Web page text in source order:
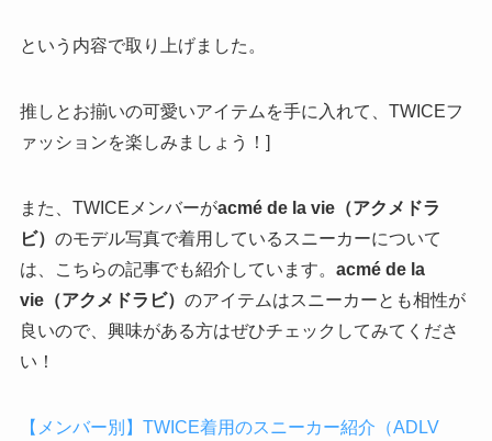
という内容で取り上げました。
推しとお揃いの可愛いアイテムを手に入れて、TWICEフ
ァッションを楽しみましょう！]
また、TWICEメンバーがacmé de la vie（アクメドラ
ビ） のモデル写真で着用しているスニーカーについて
は、こちらの記事でも紹介しています。 acmé de la
vie（アクメドラビ） のアイテムはスニーカーとも相性が
良いので、興味がある方はぜひチェックしてみてくださ
い！
【メンバー別】TWICE着用のスニーカー紹介（ADLV